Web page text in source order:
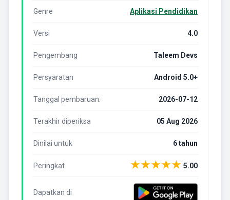
Genre Aplikasi Pendidikan
Versi 4.0
Pengembang Taleem Devs
Persyaratan Android 5.0+
Tanggal pembaruan: 2026-07-12
Terakhir diperiksa 05 Aug 2026
Dinilai untuk 6 tahun
Peringkat ★★★★★ 5.00
Dapatkan di